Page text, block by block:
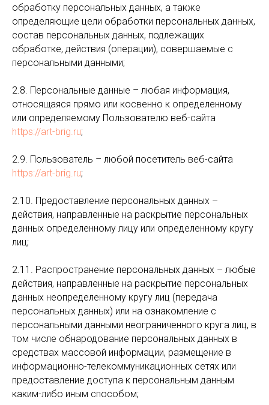
обработку персональных данных, а также
определяющие цели обработки персональных данных,
состав персональных данных, подлежащих
обработке, действия (операции), совершаемые с
персональными данными;
2.8. Персональные данные – любая информация,
относящаяся прямо или косвенно к определенному
или определяемому Пользователю веб-сайта
https://art-brig.ru;
2.9. Пользователь – любой посетитель веб-сайта
https://art-brig.ru;
2.10. Предоставление персональных данных –
действия, направленные на раскрытие персональных
данных определенному лицу или определенному кругу
лиц;
2.11. Распространение персональных данных – любые
действия, направленные на раскрытие персональных
данных неопределенному кругу лиц (передача
персональных данных) или на ознакомление с
персональными данными неограниченного круга лиц, в
том числе обнародование персональных данных в
средствах массовой информации, размещение в
информационно-телекоммуникационных сетях или
предоставление доступа к персональным данным
каким-либо иным способом;